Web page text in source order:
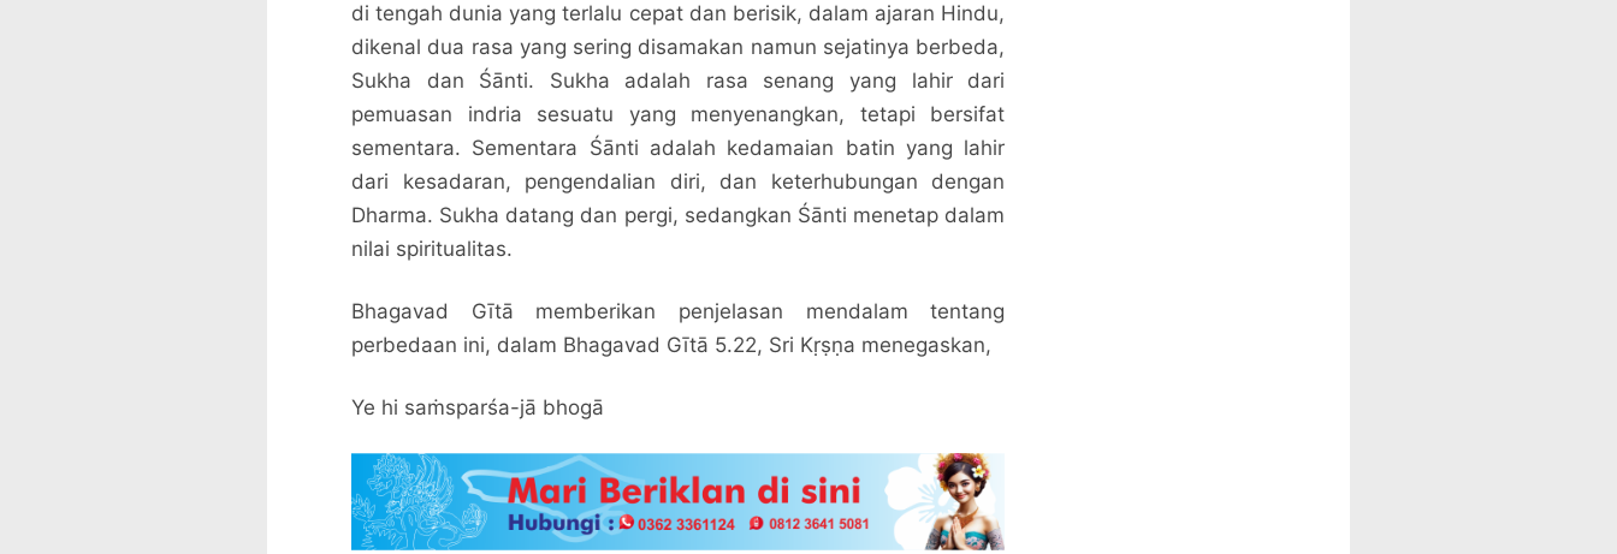
di tengah dunia yang terlalu cepat dan berisik, dalam ajaran Hindu,
dikenal dua rasa yang sering disamakan namun sejatinya berbeda,
Sukha dan Śānti. Sukha adalah rasa senang yang lahir dari
pemuasan indria sesuatu yang menyenangkan, tetapi bersifat
sementara. Sementara Śānti adalah kedamaian batin yang lahir
dari kesadaran, pengendalian diri, dan keterhubungan dengan
Dharma. Sukha datang dan pergi, sedangkan Śānti menetap dalam
nilai spiritualitas.
Bhagavad Gītā memberikan penjelasan mendalam tentang
perbedaan ini, dalam Bhagavad Gītā 5.22, Sri Kṛṣṇa menegaskan,
Ye hi saṁsparśa-jā bhogā